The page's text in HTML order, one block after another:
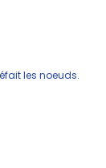
les noeuds.